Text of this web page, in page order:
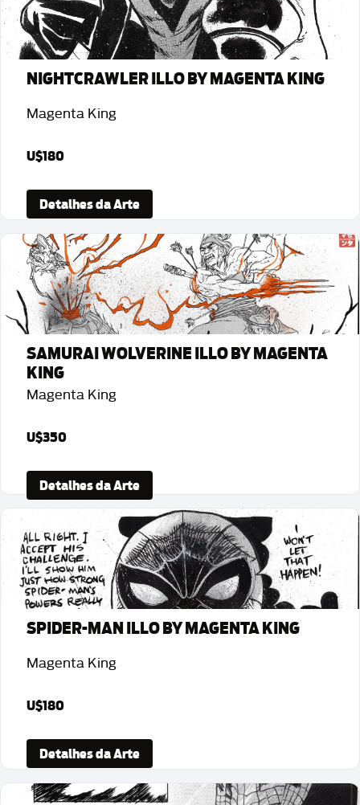
NIGHTCRAWLER ILLO BY MAGENTA KING
Magenta King
U$180
Detalhes da Arte
SAMURAI WOLVERINE ILLO BY MAGENTA
KING
Magenta King
U$350
Detalhes da Arte
SPIDER-MAN ILLO BY MAGENTA KING
Magenta King
U$180
Detalhes da Arte